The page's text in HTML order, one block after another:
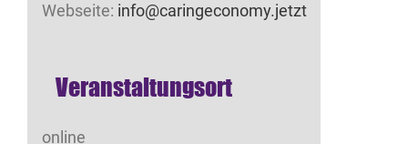
Webseite: info@caringeconomy.jetzt
Veranstaltungsort
online